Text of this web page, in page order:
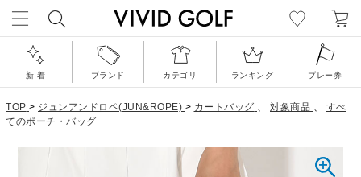
新 着 ブランド カテゴリ ランキング プレー券
TOP > ジュンアンドロペ(JUN&ROPE) > カートバッグ 、 対象商品 、 すべ
てのポーチ・バッグ